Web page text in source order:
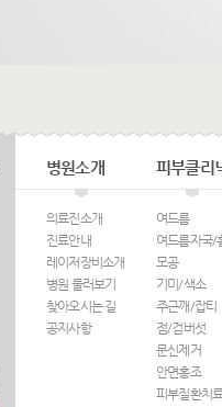
병원소개
의료진소개
진료안내
레이저장비소개
병원 둘러보기
찾아오시는 길
공지사항
피부클리
여드름
여드름자국/
모공
기미/색소
주근깨/잡티
점/검버섯
문신제거
안면홍조
피부질환치